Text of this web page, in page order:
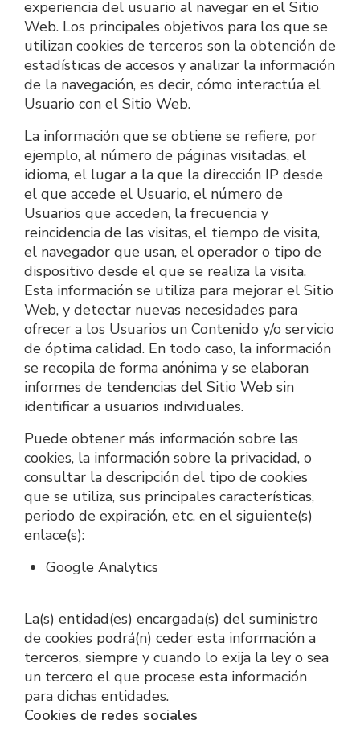
experiencia del usuario al navegar en el Sitio
Web. Los principales objetivos para los que se
utilizan cookies de terceros son la obtención de
estadísticas de accesos y analizar la información
de la navegación, es decir, cómo interactúa el
Usuario con el Sitio Web.
La información que se obtiene se refiere, por
ejemplo, al número de páginas visitadas, el
idioma, el lugar a la que la dirección IP desde
el que accede el Usuario, el número de
Usuarios que acceden, la frecuencia y
reincidencia de las visitas, el tiempo de visita,
el navegador que usan, el operador o tipo de
dispositivo desde el que se realiza la visita.
Esta información se utiliza para mejorar el Sitio
Web, y detectar nuevas necesidades para
ofrecer a los Usuarios un Contenido y/o servicio
de óptima calidad. En todo caso, la información
se recopila de forma anónima y se elaboran
informes de tendencias del Sitio Web sin
identificar a usuarios individuales.
Puede obtener más información sobre las
cookies, la información sobre la privacidad, o
consultar la descripción del tipo de cookies
que se utiliza, sus principales características,
periodo de expiración, etc. en el siguiente(s)
enlace(s):
Google Analytics
La(s) entidad(es) encargada(s) del suministro
de cookies podrá(n) ceder esta información a
terceros, siempre y cuando lo exija la ley o sea
un tercero el que procese esta información
para dichas entidades.
Cookies de redes sociales